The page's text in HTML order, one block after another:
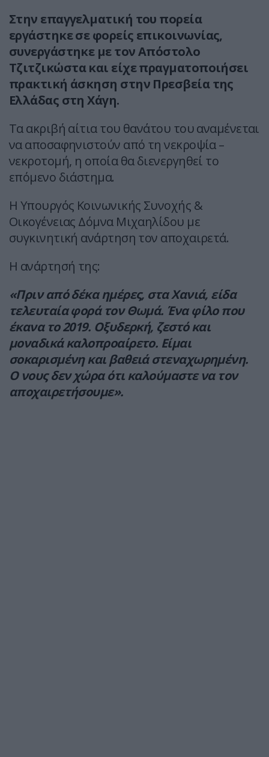
Στην επαγγελματική του πορεία
εργάστηκε σε φορείς επικοινωνίας,
συνεργάστηκε με τον Απόστολο
Τζιτζικώστα και είχε πραγματοποιήσει
πρακτική άσκηση στην Πρεσβεία της
Ελλάδας στη Χάγη.
Τα ακριβή αίτια του θανάτου του αναμένεται
να αποσαφηνιστούν από τη νεκροψία –
νεκροτομή, η οποία θα διενεργηθεί το
επόμενο διάστημα.
Η Υπουργός Κοινωνικής Συνοχής &
Οικογένειας Δόμνα Μιχαηλίδου με
συγκινητική ανάρτηση τον αποχαιρετά.
Η ανάρτησή της:
«Πριν από δέκα ημέρες, στα Χανιά, είδα
τελευταία φορά τον Θωμά. Ένα φίλο που
έκανα το 2019. Οξυδερκή, ζεστό και
μοναδικά καλοπροαίρετο. Είμαι
σοκαρισμένη και βαθειά στεναχωρημένη.
Ο νους δεν χώρα ότι καλούμαστε να τον
αποχαιρετήσουμε».